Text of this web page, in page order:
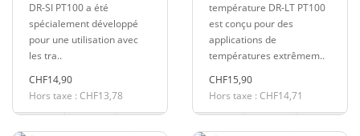
DR-SI PT100 a été
spécialement développé
pour une utilisation avec
les tra..
CHF14,90
Hors taxe : CHF13,78
température DR-LT PT100
est conçu pour des
applications de
températures extrêmem..
CHF15,90
Hors taxe : CHF14,71